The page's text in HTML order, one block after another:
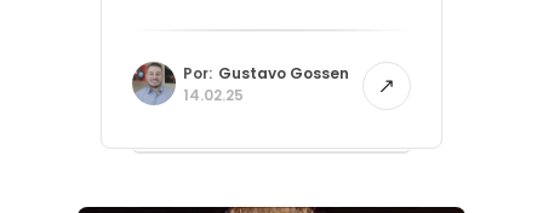
Por: Gustavo Gossen
14.02.25